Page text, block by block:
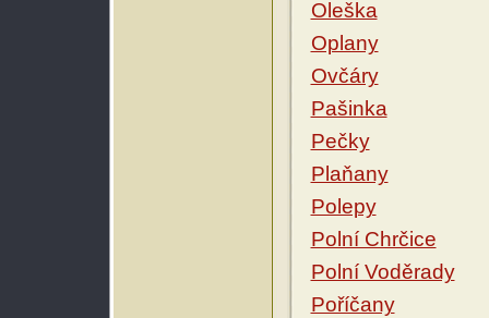
Oleška
Oplany
Ovčáry
Pašinka
Pečky
Plaňany
Polepy
Polní Chrčice
Polní Voděrady
Poříčany